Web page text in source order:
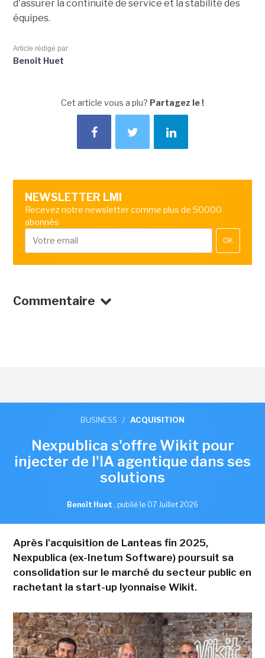
d'assurer la continuité de service et la stabilité des
équipes.
Article rédigé par
Benoît Huet
Cet article vous a plu? Partagez le !
NEWSLETTER LMI
Recevez notre newsletter comme plus de 50000
abonnés
OK
Commentaire
BUSINESS / ACQUISITION
Nexpublica s'offre Wikit pour
injecter de l'IA agentique dans ses
solutions
Benoît Huet , publié le 07 Juillet 2026
Après l'acquisition de Lanteas fin 2025,
Nexpublica (ex-Inetum Software) poursuit sa
consolidation sur le marché du secteur public en
rachetant la start-up lyonnaise Wikit.